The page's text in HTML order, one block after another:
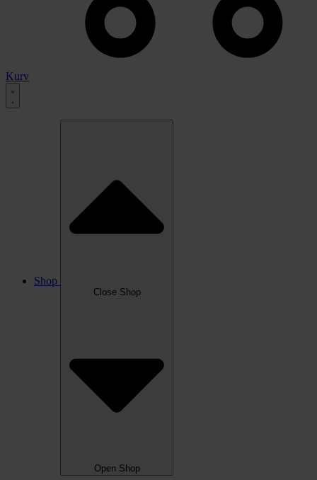
Kurv
Shop
Close Shop
Open Shop